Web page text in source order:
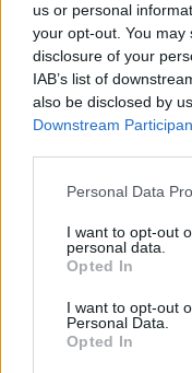
us or personal
your opt-out. You
disclosure of your
IAB’s list of
also be disclosed by
Downstream
Personal Data
I want to opt-out
personal data.
Opted In
I want to opt-out
Personal Data.
Opted In